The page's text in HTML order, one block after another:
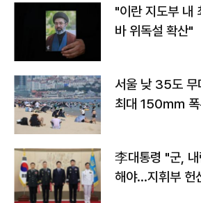
"이란 지도부 내
바 위독설 확산"
서울 낮 35도
최대 150㎜ 폭
李대통령 "군,
해야…지휘부 헌